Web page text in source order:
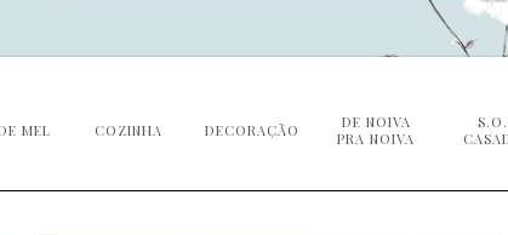
MEL COZINHA DECORAÇÃO
DE NOIVA
PRA NOIVA